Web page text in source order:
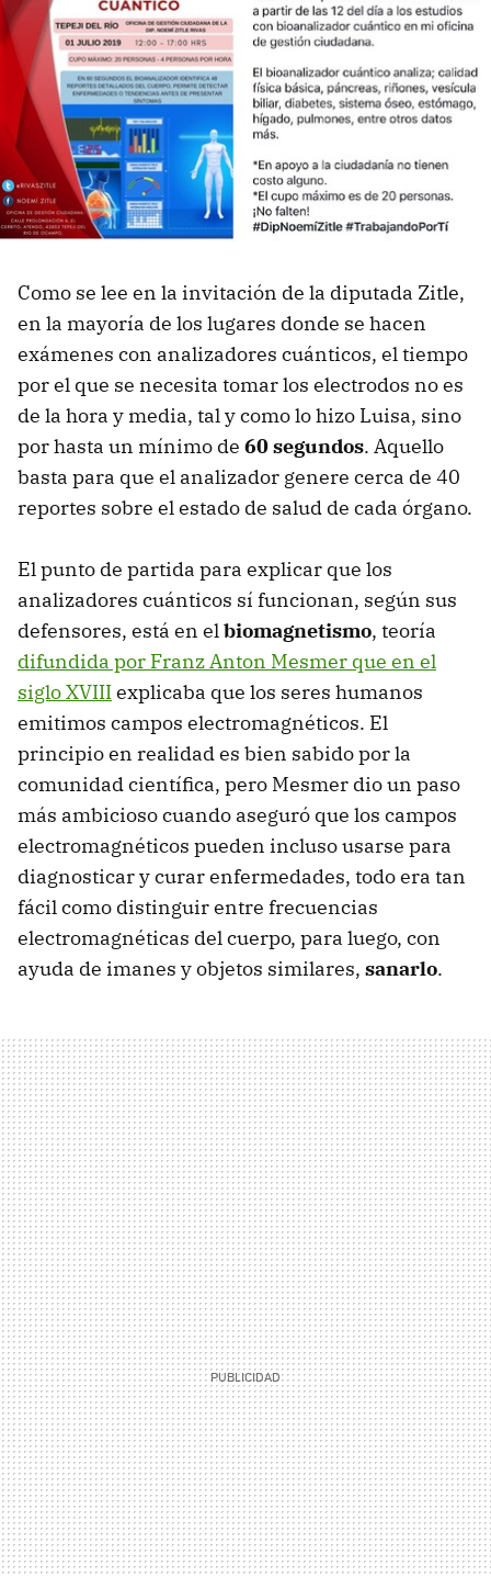
Como se lee en la invitación de la diputada Zitle,
en la mayoría de los lugares donde se hacen
exámenes con analizadores cuánticos, el tiempo
por el que se necesita tomar los electrodos no es
de la hora y media, tal y como lo hizo Luisa, sino
por hasta un mínimo de 60 segundos. Aquello
basta para que el analizador genere cerca de 40
reportes sobre el estado de salud de cada órgano.
El punto de partida para explicar que los
analizadores cuánticos sí funcionan, según sus
defensores, está en elbiomagnetismo, teoría
difundida por Franz Anton Mesmer que en el
siglo XVIIIexplicaba que los seres humanos
emitimos campos electromagnéticos. El
principio en realidad es bien sabido por la
comunidad científica, pero Mesmer dio un paso
más ambicioso cuando aseguró que los campos
electromagnéticos pueden incluso usarse para
diagnosticar y curar enfermedades, todo era tan
fácil como distinguir entre frecuencias
electromagnéticas del cuerpo, para luego, con
ayuda de imanes y objetos similares, sanarlo.